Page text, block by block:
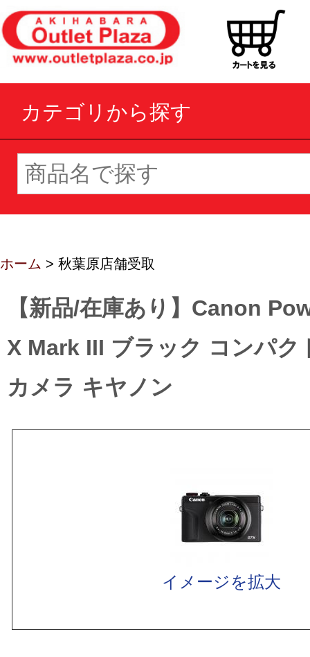
カテゴリから探す
ホーム > 秋葉原店舗受取
【新品/在庫あり】Canon
X Mark III ブラック コンパク
カメラ キヤノン
イメージを拡大